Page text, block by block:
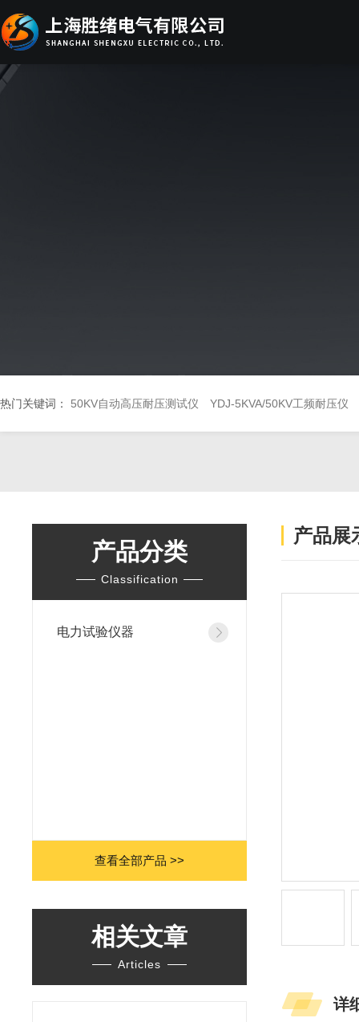
热门关键词： 50KV自动高压耐压测试仪 YDJ-5KVA/50KV工频耐压仪
产品分类
Classification
电力试验仪器
查看全部产品 >>
相关文章
Articles
产品展
详